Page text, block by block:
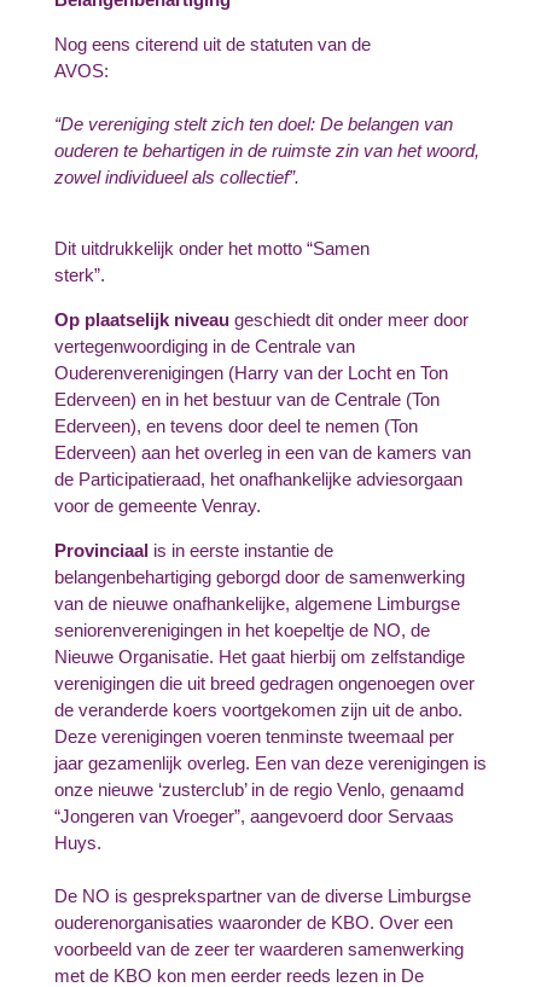
Nog eens citerend uit de statuten van de
AVOS:
“De vereniging stelt zich ten doel: De belangen van
ouderen te behartigen in de ruimste zin van het woord,
zowel individueel als collectief”.
Dit uitdrukkelijk onder het motto “Samen
sterk”.
Op plaatselijk niveaugeschiedt dit onder meer door
vertegenwoordiging in de Centrale van
Ouderenverenigingen (Harry van der Locht en Ton
Ederveen) en in het bestuur van de Centrale (Ton
Ederveen), en tevens door deel te nemen (Ton
Ederveen) aan het overleg in een van de kamers van
de Participatieraad, het onafhankelijke adviesorgaan
voor de gemeente Venray.
Provinciaalis in eerste instantie de
belangenbehartiging geborgd door de samenwerking
van de nieuwe onafhankelijke, algemene Limburgse
seniorenverenigingen in het koepeltje de NO, de
Nieuwe Organisatie. Het gaat hierbij om zelfstandige
verenigingen die uit breed gedragen ongenoegen over
de veranderde koers voortgekomen zijn uit de anbo.
Deze verenigingen voeren tenminste tweemaal per
jaar gezamenlijk overleg. Een van deze verenigingen is
onze nieuwe ‘zusterclub’ in de regio Venlo, genaamd
“Jongeren van Vroeger”, aangevoerd door Servaas
Huys.
De NO is gesprekspartner van de diverse Limburgse
ouderenorganisaties waaronder de KBO. Over een
voorbeeld van de zeer ter waarderen samenwerking
met de KBO kon men eerder reeds lezen in De